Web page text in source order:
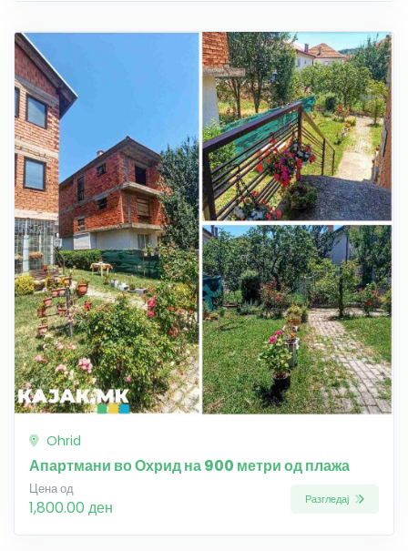
Ohrid
Апартмани во Охрид на 900 метри од плажа
Цена од
1,800.00 ден Разгледај